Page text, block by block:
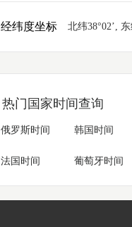
经纬度坐标 北纬38°02’, 东
热门国家时间查询
俄罗斯时间 韩国时间
法国时间 葡萄牙时间